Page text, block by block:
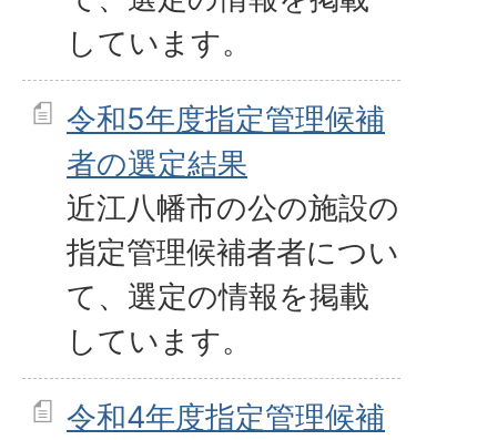
しています。
令和5年度指定管理候補
者の選定結果
近江八幡市の公の施設の
指定管理候補者者につい
て、選定の情報を掲載
しています。
令和4年度指定管理候補